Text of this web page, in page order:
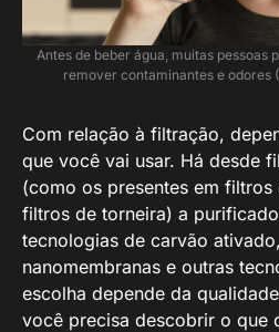
Antes de beber água, muitas
remover contaminantes e odores
Com relação à filtração,
que você vai usar. Há desde
(como os presentes em
filtros de torneira) a
tecnologias de carvão
nanomembranas e outras
escolha depende da
você precisa descobrir o que